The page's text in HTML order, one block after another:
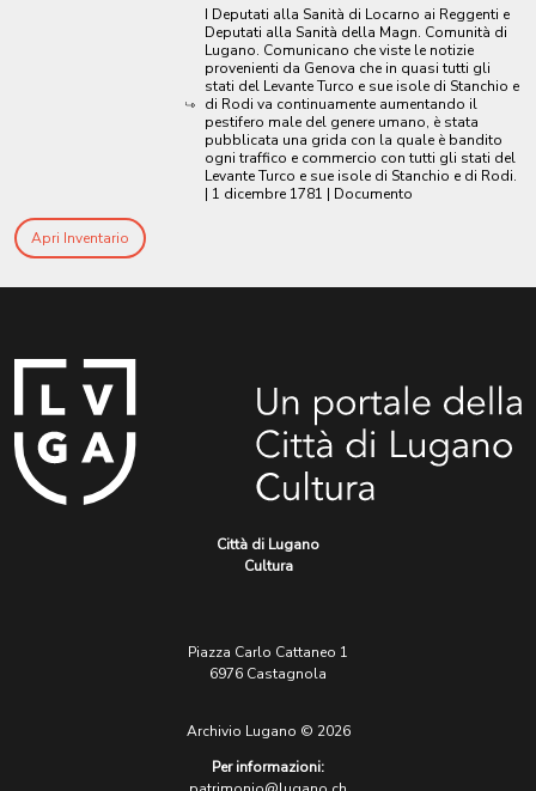
I Deputati alla Sanità di Locarno ai Reggenti e
Deputati alla Sanità della Magn. Comunità di
Lugano. Comunicano che viste le notizie
provenienti da Genova che in quasi tutti gli
stati del Levante Turco e sue isole di Stanchio e
di Rodi va continuamente aumentando il
pestifero male del genere umano, è stata
pubblicata una grida con la quale è bandito
ogni traffico e commercio con tutti gli stati del
Levante Turco e sue isole di Stanchio e di Rodi.
| 1 dicembre 1781 | Documento
Apri Inventario
Città di Lugano
Cultura
Piazza Carlo Cattaneo 1
6976 Castagnola
Archivio Lugano © 2026
Per informazioni: